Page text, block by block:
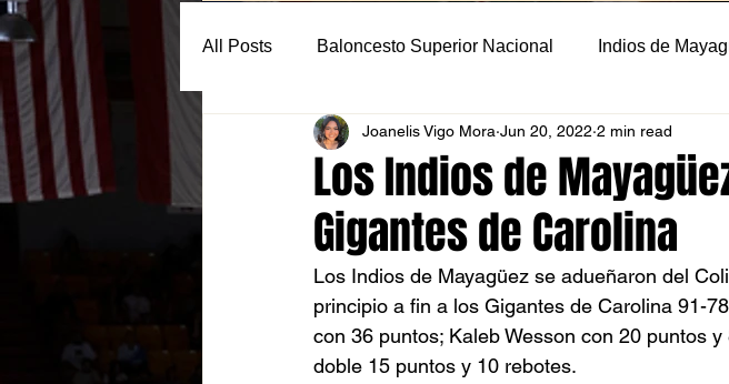
All Posts Baloncesto Superior Nacional Indios de
Los Indios de
Gigantes de Carolina
Joanelis Vigo Mora Jun 20, 2022 2 min read
Los Indios de Mayagüez se adueñaron del
principio a fin a los Gigantes de Carolina 91-
con 36 puntos; Kaleb Wesson con 20 puntos
doble 15 puntos y 10 rebotes.